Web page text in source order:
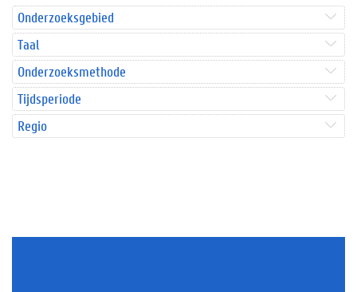
Onderzoeksgebied
Taal
Onderzoeksmethode
Tijdsperiode
Regio